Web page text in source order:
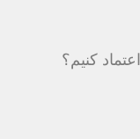
کنیم؟